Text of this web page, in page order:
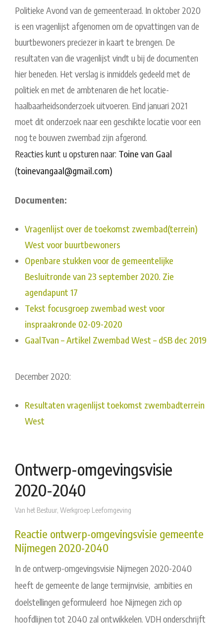
Politieke Avond van de gemeenteraad. In oktober 2020
is een vragenlijst afgenomen om de opvattingen van de
buurtbewoners preciezer in kaart te brengen. De
resultaten van die vragenlijst vindt u bij de documenten
hier beneden. Het verslag is inmiddels gedeeld met de
politiek en met de ambtenaren die het locatie-
haalbaarheidsonderzoek uitvoeren. Eind januari 2021
moet dit onderzoek naar een geschikte locatie voor een
nog te bouwen zwembad zijn afgerond.
Reacties kunt u opsturen naar: Toine van Gaal
(toinevangaal@gmail.com)
Documenten:
Vragenlijst over de toekomst zwembad(terrein)
West voor buurtbewoners
Openbare stukken voor de gemeentelijke
Besluitronde van 23 september 2020. Zie
agendapunt 17
Tekst focusgroep zwembad west voor
inspraakronde 02-09-2020
GaalTvan – Artikel Zwembad West – dSB dec 2019
December 2020:
Resultaten vragenlijst toekomst zwembadterrein
West
Ontwerp-omgevingsvisie
2020-2040
Van het Bestuur, Werkgroep Leefomgeving
Reactie ontwerp-omgevingsvisie gemeente
Nijmegen 2020-2040
In de ontwerp-omgevingsvisie Nijmegen 2020-2040
heeft de gemeente de lange termijnvisie, ambities en
doelstellingen geformuleerd hoe Nijmegen zich op
hoofdlijnen tot 2040 zal ontwikkelen. VDH onderschrijft